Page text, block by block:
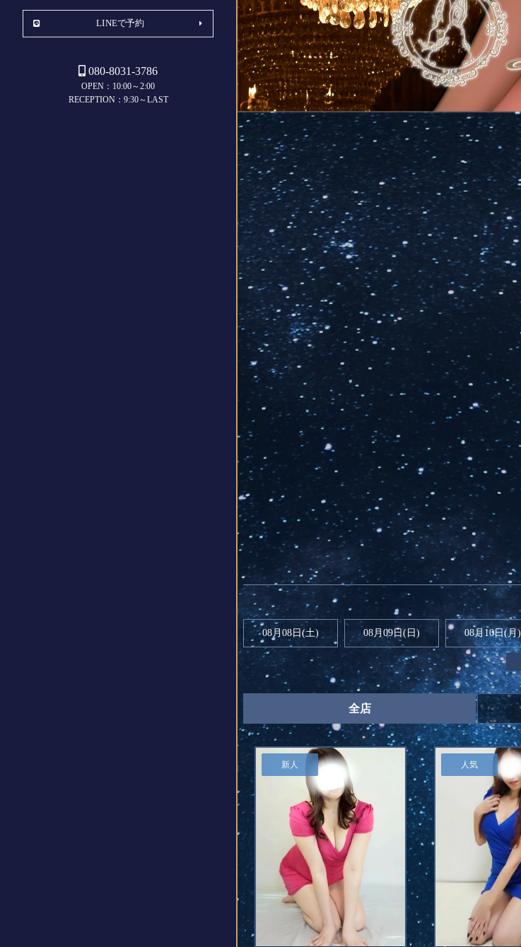
LINEで予約
080-8031-3786
OPEN：10:00～2:00
RECEPTION：9:30～LAST
08月08日(土) 08月09日(日 ) 08月10日(月)
全店
新人 人気